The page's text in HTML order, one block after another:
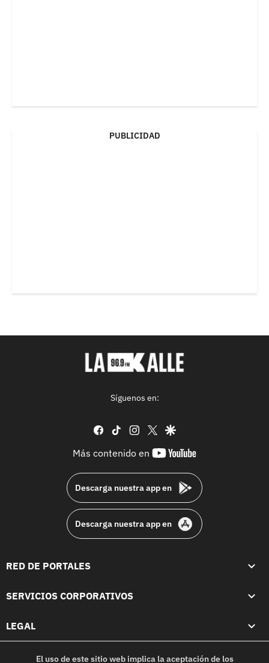
PUBLICIDAD
Síguenos en:
facebook
tiktok instagram
twittergoogle
Más contenido en
youtube-
Descarga nuestra app en
Descarga nuestra app en
RED DE PORTALES
SERVICIOS CORPORATIVOS
LEGAL
El uso de este sitio web implica la aceptación de los